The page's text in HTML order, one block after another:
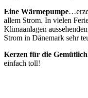
Eine Wärmepumpe
allem Strom. In vielen
Klimaanlagen
Strom in Dänemark sehr
Kerzen für die
einfach toll!